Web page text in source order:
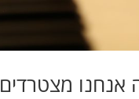
אנחנו מצטרדים